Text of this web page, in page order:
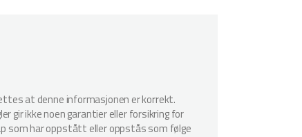
at denne informasjonen er korrekt.
gir ikke noen garantier eller forsikring for
som har oppstått eller oppstås som følge